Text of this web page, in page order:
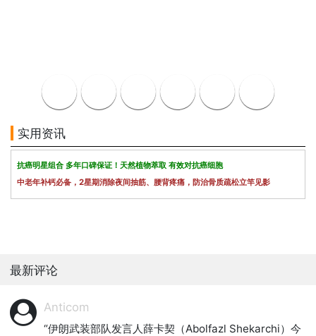
实用资讯
抗癌明星组合 多年口碑保证！天然植物萃取 有效对抗癌细胞
中老年补钙必备，2星期消除夜间抽筋、腰背疼痛，防治骨质疏松立竿见影
最新评论
Anticom
“伊朗武装部队发言人薛卡契（Abolfazl Shekarchi）今